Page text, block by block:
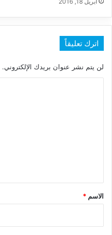
اترك تعليقاً
لن يتم نشر عنوان بريدك الإلكتروني.
*
الاسم *